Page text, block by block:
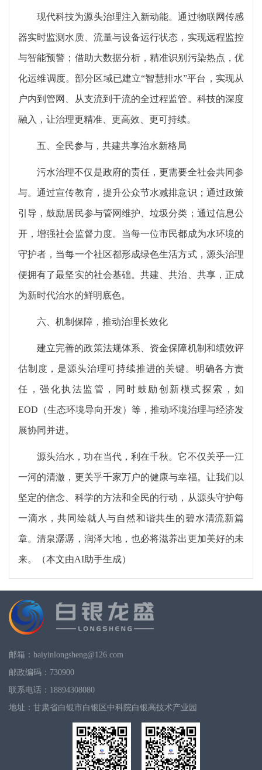
现代科技为源头治理注入新动能。通过物联网传感
器实时监测水质、流量与设备运行状态，实现远程监控
与智能预警；借助大数据分析，精准识别污染热点，优
化运维调度。部分区域已建立“智慧排水”平台，实现从
户内到管网、从支流到干流的全过程监管。科技的深度
融入，让治理更精准、更高效、更可持续。
五、全民参与，共建共享治水新格局
污水治理不仅是政府的责任，更需要全社会共同参
与。通过宣传教育，提升公众节水减排意识；通过政策
引导，鼓励居民参与管网维护、垃圾分类；通过信息公
开，增强社会监督力度。当每一位市民都成为水环境的
守护者，当每一个社区都形成绿色生活方式，源头治理
便拥有了最坚实的社会基础。共建、共治、共享，正成
为新时代治水的鲜明底色。
六、机制保障，推动治理长效化
建立完善的政策法规体系、资金保障机制和绩效评
估制度，是源头治理可持续推进的关键。明确各方责
任，强化执法监管，同时鼓励创新模式探索，如
EOD（生态环境导向开发）等，推动环境治理与经济发
展协同并进。
源头治水，功在当代，利在千秋。它不仅关乎一江
一河的清澈，更关乎千家万户的健康与幸福。让我们以
坚定的信念、科学的方法和全民的行动，从源头守护每
一滴水，共同绘就人与自然和谐共生的碧水清流新篇
章。清泉潺潺，润泽大地，也必将滋养出更加美好的未
来。（本文由AI助手生成）
邮箱：baiyinlongsheng@126.com
邮政编码：730900
联系电话：18894308080
地址：甘肃省白银市白银区中科院白银高技术产业园